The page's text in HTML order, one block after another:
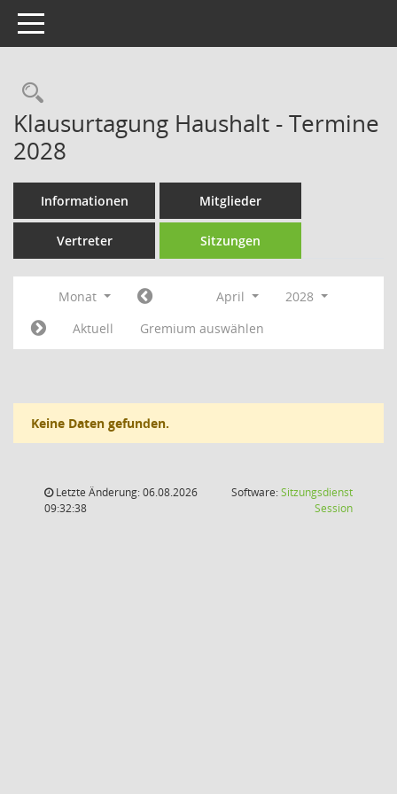
Toggle navigation
Rechercheauswahl
Klausurtagung Haushalt - Termine
2028
Informationen Mitglieder
Vertreter Sitzungen
Monat April
2028
Aktuell
Gremium auswählen
Keine Daten gefunden.
Letzte Änderung: 06.08.2026
09:32:38
Software:Sitzungsdienst
Session(Wird in